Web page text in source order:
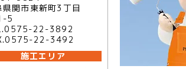
県関市東新町3丁目
5
22-3892
22-3492
施工エリア